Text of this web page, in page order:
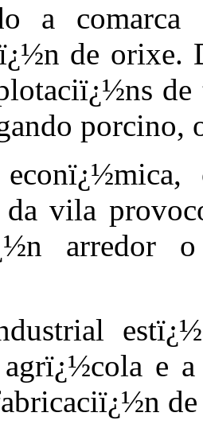
a comarca
de orixe.
da vila
arredor
e